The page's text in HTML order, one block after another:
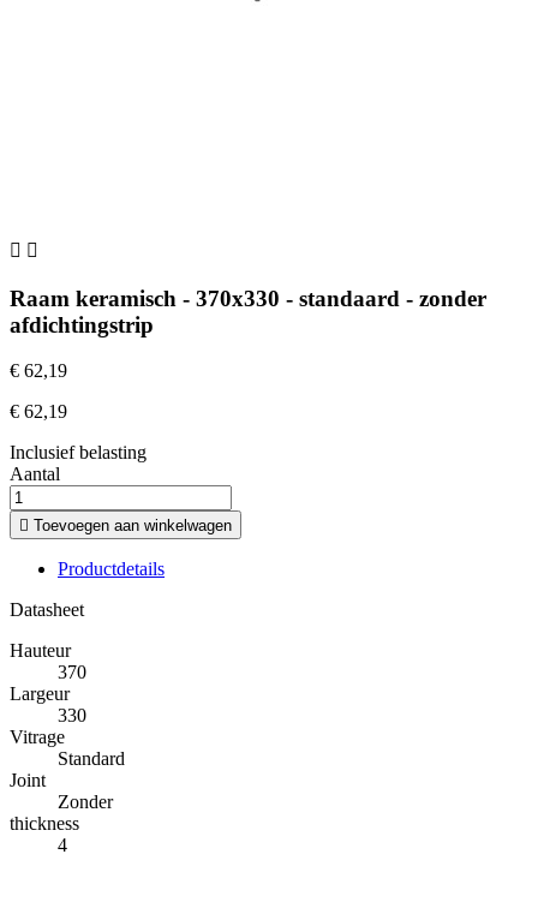
 
Raam keramisch - 370x330 - standaard - zonder
afdichtingstrip
€ 62,19
€ 62,19
Inclusief belasting
Aantal
 Toevoegen aan winkelwagen
Productdetails
Datasheet
Hauteur
370
Largeur
330
Vitrage
Standard
Joint
Zonder
thickness
4